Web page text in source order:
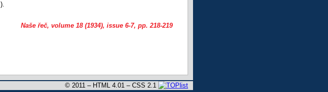
Naše řeč, volume 18 (1934), issue 6-7, pp. 218-219
© 2011 – HTML 4.01 – CSS 2.1